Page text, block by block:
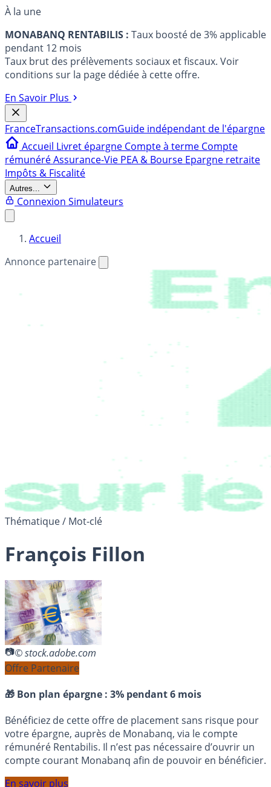
À la une
MONABANQ RENTABILIS : Taux boosté de 3% applicable
pendant 12 mois
Taux brut des prélèvements sociaux et fiscaux. Voir
conditions sur la page dédiée à cette offre.
En Savoir Plus
FranceTransactions.comGuide indépendant de l'épargne
Accueil Livret épargne Compte à terme Compte
rémunéréAssurance-Vie PEA & Bourse Epargne retraite
Impôts & Fiscalité
Autres...
Connexion Simulateurs
Accueil
Annonce partenaire
Thématique / Mot-clé
François Fillon
© stock.adobe.com
Offre Partenaire
🎁 Bon plan épargne : 3% pendant 6 mois
Bénéficiez de cette offre de placement sans risque pour
votre épargne, auprès de Monabanq, via le compte
rémunéré Rentabilis. Il n’est pas nécessaire d’ouvrir un
compte courant Monabanq afin de pouvoir en bénéficier.
En savoir plus